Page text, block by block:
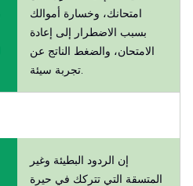
امتحانك، وخسارة أموالك
بسبب الاضطرار إلى إعادة
الامتحان، والضغط الناتج عن
إن الردود البطيئة وغير
المتسقة التي تتركك في حيرة